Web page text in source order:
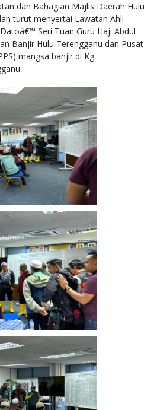
dan Bahagian Majlis Daerah Hulu
turut menyertai Lawatan Ahli
Seri Tuan Guru Haji Abdul
Banjir Hulu Terengganu dan Pusat
mangsa banjir di Kg.